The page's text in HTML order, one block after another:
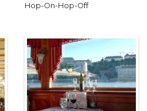
Hop-On-Hop-Off